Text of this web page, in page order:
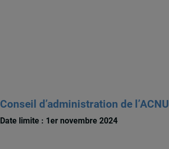
Conseil d’administration de l’ACNU
Date limite : 1er novembre 2024